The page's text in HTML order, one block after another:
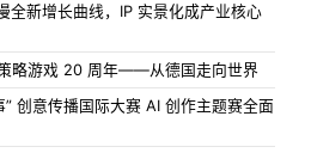
全新增长曲线，IP 实景化成产业核心
略游戏 20 周年——从德国走向世界
” 创意传播国际大赛 AI 创作主题赛全面